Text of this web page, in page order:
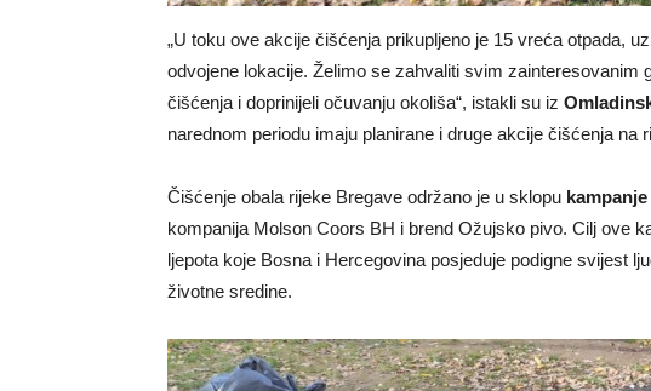
„U toku ove akcije čišćenja prikupljeno je 15 vreća otpada,
odvojene lokacije. Želimo se zahvaliti svim zainteresovanim
čišćenja i doprinijeli očuvanju okoliša“, istakli su iz
narednom periodu imaju planirane i druge akcije čišćenja na
Čišćenje obala rijeke Bregave održano je u sklopu
kompanija Molson Coors BH i brend Ožujsko pivo. Cilj ove
ljepota koje Bosna i Hercegovina posjeduje podigne svijest
životne sredine.